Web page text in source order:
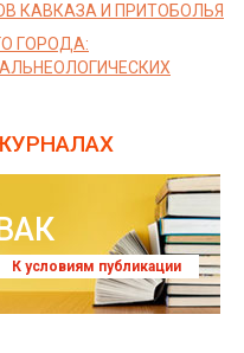
КАВКАЗА И ПРИТОБОЛЬЯ
ГОРОДА:
К условиям публикации